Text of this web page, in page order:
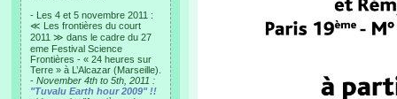
- Les 4 et 5 novembre 2011 :
≪ Les frontières du court
2011 ≫ dans le cadre du 27
eme Festival Science
Frontières - « 24 heures sur
Terre » à L’Alcazar (Marseille).
- November 4th to 5th, 2011 :
"Tuvalu Earth hour 2009" !!